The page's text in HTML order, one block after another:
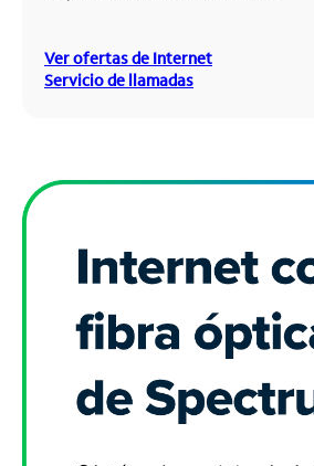
Ver ofertas de Internet
Servicio de llamadas